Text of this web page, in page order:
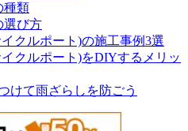
種類
選び方
クルポート)の施工事例3選
クルポート)をDIYするメリッ
けて雨ざらしを防ごう